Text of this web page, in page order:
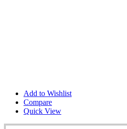
Add to Wishlist
Compare
Quick View